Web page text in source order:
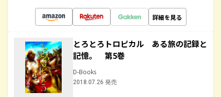
詳細を見る
とろとろトロピカル ある旅の記録と
記憶。 第5巻
D-Books
2018.07.26 発売